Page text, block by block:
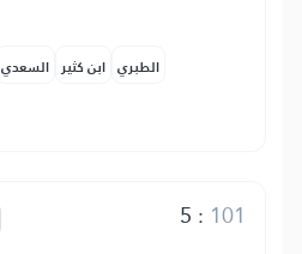
السعدي ابن كثير الطبري
5 : 101